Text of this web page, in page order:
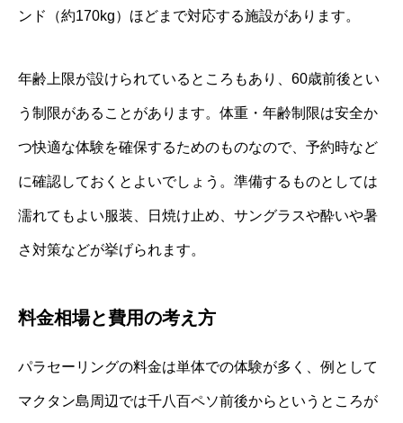
ンド（約170kg）ほどまで対応する施設があります。
年齢上限が設けられているところもあり、60歳前後とい
う制限があることがあります。体重・年齢制限は安全か
つ快適な体験を確保するためのものなので、予約時など
に確認しておくとよいでしょう。準備するものとしては
濡れてもよい服装、日焼け止め、サングラスや酔いや暑
さ対策などが挙げられます。
料金相場と費用の考え方
パラセーリングの料金は単体での体験が多く、例として
マクタン島周辺では千八百ペソ前後からというところが